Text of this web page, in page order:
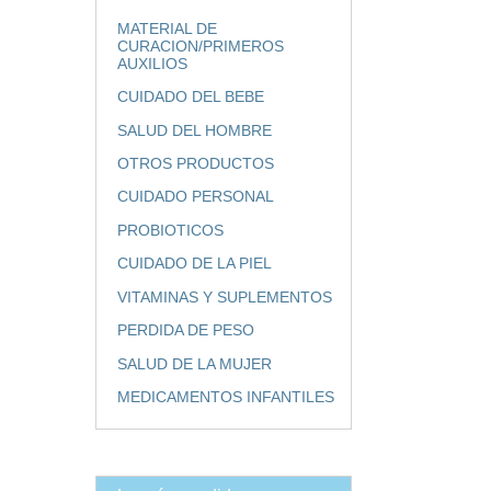
MATERIAL DE
CURACION/PRIMEROS
AUXILIOS
CUIDADO DEL BEBE
SALUD DEL HOMBRE
OTROS PRODUCTOS
CUIDADO PERSONAL
PROBIOTICOS
CUIDADO DE LA PIEL
VITAMINAS Y SUPLEMENTOS
PERDIDA DE PESO
SALUD DE LA MUJER
MEDICAMENTOS INFANTILES